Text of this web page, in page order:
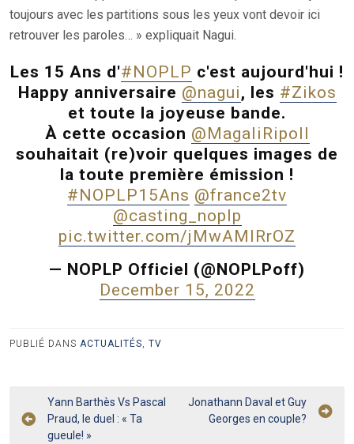
toujours avec les partitions sous les yeux vont devoir ici
retrouver les paroles… » expliquait Nagui.
Les 15 Ans d'#NOPLP c'est aujourd'hui !
Happy anniversaire @nagui, les #Zikos
et toute la joyeuse bande.
À cette occasion @MagaliRipoll
souhaitait (re)voir quelques images de
la toute première émission !
#NOPLP15Ans @france2tv
@casting_noplp
pic.twitter.com/jMwAMIRrOZ
— NOPLP Officiel (@NOPLPoff)
December 15, 2022
PUBLIÉ DANS ACTUALITÉS TV
Navigation
de
Yann Barthès Vs Pascal
Praud, le duel : « Ta
gueule! »
Jonathann Daval et Guy
Georges en couple?